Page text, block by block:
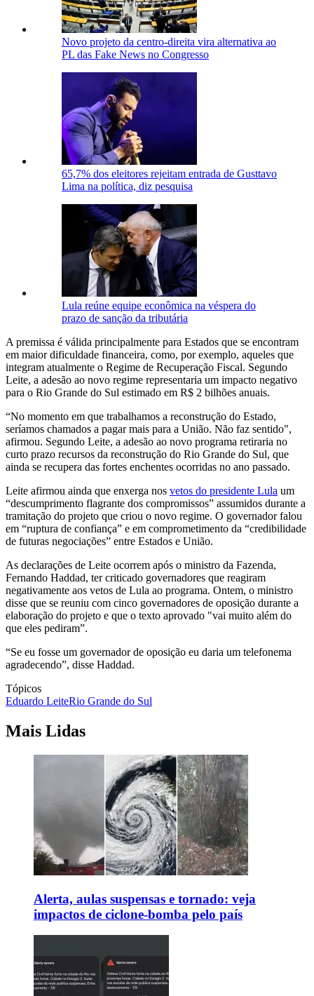
Novo projeto da centro-direita vira alternativa ao
PL das Fake News no Congresso
65,7% dos eleitores rejeitam entrada de Gusttavo
Lima na política, diz pesquisa
Lula reúne equipe econômica na véspera do
prazo de sanção da tributária
A premissa é válida principalmente para Estados que se encontram
em maior dificuldade financeira, como, por exemplo, aqueles que
integram atualmente o Regime de Recuperação Fiscal. Segundo
Leite, a adesão ao novo regime representaria um impacto negativo
para o Rio Grande do Sul estimado em R$ 2 bilhões anuais.
“No momento em que trabalhamos a reconstrução do Estado,
seríamos chamados a pagar mais para a União. Não faz sentido",
afirmou. Segundo Leite, a adesão ao novo programa retiraria no
curto prazo recursos da reconstrução do Rio Grande do Sul, que
ainda se recupera das fortes enchentes ocorridas no ano passado.
Leite afirmou ainda que enxerga nos vetos do presidente Lula um
“descumprimento flagrante dos compromissos” assumidos durante a
tramitação do projeto que criou o novo regime. O governador falou
em “ruptura de confiança” e em comprometimento da “credibilidade
de futuras negociações” entre Estados e União.
As declarações de Leite ocorrem após o ministro da Fazenda,
Fernando Haddad, ter criticado governadores que reagiram
negativamente aos vetos de Lula ao programa. Ontem, o ministro
disse que se reuniu com cinco governadores de oposição durante a
elaboração do projeto e que o texto aprovado "vai muito além do
que eles pediram”.
“Se eu fosse um governador de oposição eu daria um telefonema
agradecendo”, disse Haddad.
Tópicos
Eduardo LeiteRio Grande do Sul
Mais Lidas
Alerta, aulas suspensas e tornado: veja
impactos de ciclone-bomba pelo país